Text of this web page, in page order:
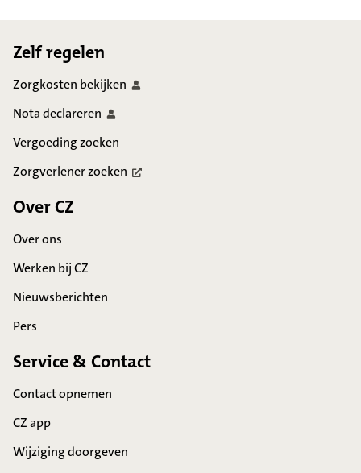
Zelf regelen
Zorgkosten bekijken
Notadeclareren
Vergoeding zoeken
Zorgverlenerzoeken
Over CZ
Over ons
Werken bij CZ
Nieuwsberichten
Pers
Service & Contact
Contact opnemen
CZ app
Wijziging doorgeven